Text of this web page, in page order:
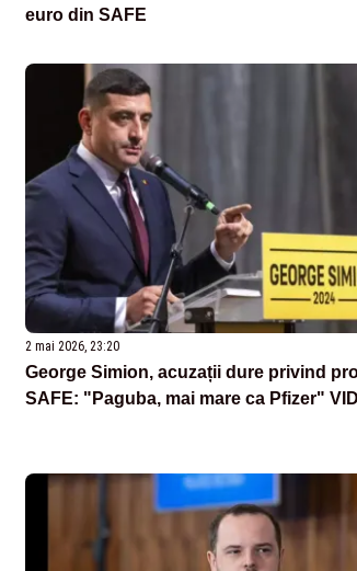
euro din SAFE
2 mai 2026, 23:20
George Simion, acuzații dure privind
SAFE: "Paguba, mai mare ca Pfizer"